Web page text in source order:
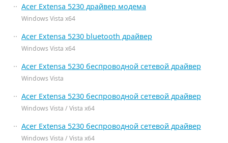
Acer Extensa 5230 драйвер модема
Windows Vista x64
Acer Extensa 5230 bluetooth драйвер
Windows Vista x64
Acer Extensa 5230 беспроводной сетевой драйвер
Windows Vista
Acer Extensa 5230 беспроводной сетевой драйвер
Windows Vista / Vista x64
Acer Extensa 5230 беспроводной сетевой драйвер
Windows Vista / Vista x64